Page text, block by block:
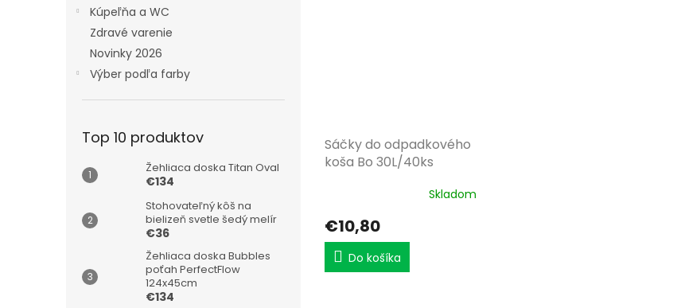
Kúpeľňa a WC
Zdravé varenie
Novinky 2026
Výber podľa farby
Top 10 produktov
Žehliaca doska Titan Oval
€134
Stohovateľný kôš na
bielizeň svetle šedý melír
€36
Žehliaca doska Bubbles
poťah PerfectFlow
124x45cm
€134
Sáčky do odpadkového
koša Bo 30L/40ks
Skladom
€10,80
Do košíka